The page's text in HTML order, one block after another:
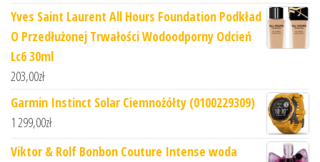
Yves Saint Laurent All Hours Foundation Podkład
O Przedłużonej Trwałości Wodoodporny Odcień
Lc6 30ml
203,00zł
Garmin Instinct Solar Ciemnożółty (0100229309)
1 299,00zł
Viktor & Rolf Bonbon Couture Intense woda